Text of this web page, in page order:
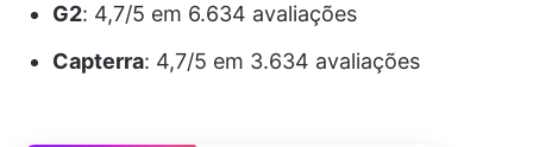
G2: 4,7/5 em 6.634 avaliações
Capterra: 4,7/5 em 3.634 avaliações